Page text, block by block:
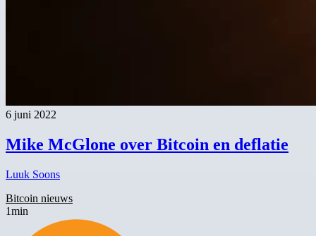
6 juni 2022
Mike McGlone over Bitcoin en deflatie
Luuk Soons
Bitcoin nieuws
1min